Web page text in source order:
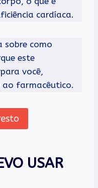
cardíaca.
sobre como
este
você,
ao farmacêutico.
USAR